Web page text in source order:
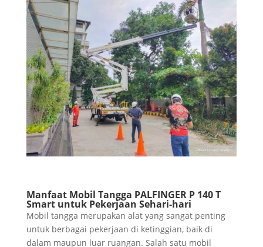
Manfaat Mobil Tangga PALFINGER P 140 T
Smart untuk Pekerjaan Sehari-hari
Mobil tangga merupakan alat yang sangat penting
untuk berbagai pekerjaan di ketinggian, baik di
dalam maupun luar ruangan. Salah satu mobil